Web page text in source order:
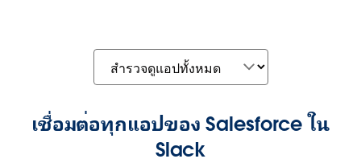
เชื่อมต่อทุกแอปของ Salesforce ใน
Slack